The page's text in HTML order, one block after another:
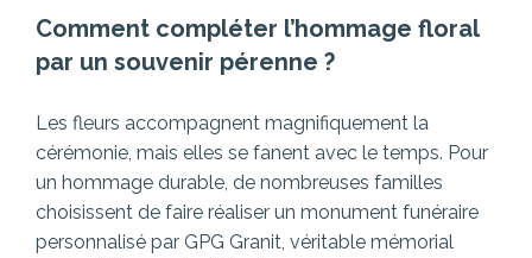
Comment compléter l’hommage floral
par un souvenir pérenne ?
Les fleurs accompagnent magnifiquement la
cérémonie, mais elles se fanent avec le temps. Pour
un hommage durable, de nombreuses familles
choisissent de faire réaliser un monument funéraire
personnalisé par GPG Granit, véritable mémorial